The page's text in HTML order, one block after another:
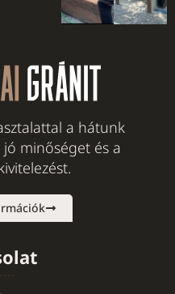
a hátunk
minőséget és a